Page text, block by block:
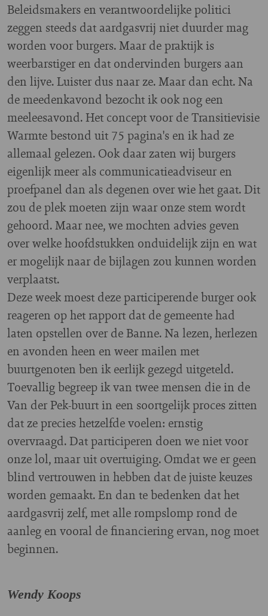
Beleidsmakers en verantwoordelijke politici
zeggen steeds dat aardgasvrij niet duurder mag
worden voor burgers. Maar depraktijk is
weerbarstiger en dat ondervinden burgers aan
den lijve. Luister dus naar ze. Maar dan echt.Na
de meedenkavond bezocht ik ook nog een
meeleesavond. Het concept voor de Transitievisie
Warmte bestond uit 75 pagina's en ik had ze
allemaal gelezen. Ook daar zaten wij burgers
eigenlijk meer als communicatieadviseur en
proefpanel dan als degenen over wie het gaat. Dit
zou de plek moeten zijn waar onze stem wordt
gehoord. Maar nee, we mochten advies geven
over welke hoofdstukken onduidelijk zijn en wat
er mogelijk naar de bijlagen zou kunnen worden
verplaatst.
Deze week moest deze participerende burger ook
reageren op het rapport dat de gemeente had
laten opstellen over de Banne. Na lezen, herlezen
en avonden heen en weer mailen met
buurtgenoten ben ik eerlijk gezegd uitgeteld.
Toevallig begreep ik van twee mensen die in de
Van der Pek-buurt in een soortgelijk proces zitten
dat ze precies hetzelfde voelen: ernstig
overvraagd. Dat participeren doen we niet voor
onze lol, maar uit overtuiging. Omdat we er geen
blind vertrouwen in hebben dat de juiste keuzes
worden gemaakt. En dan te bedenken dat het
aardgasvrij zelf, met alle rompslomp rond de
aanleg en vooral de financiering ervan, nog moet
beginnen.
Wendy Koops